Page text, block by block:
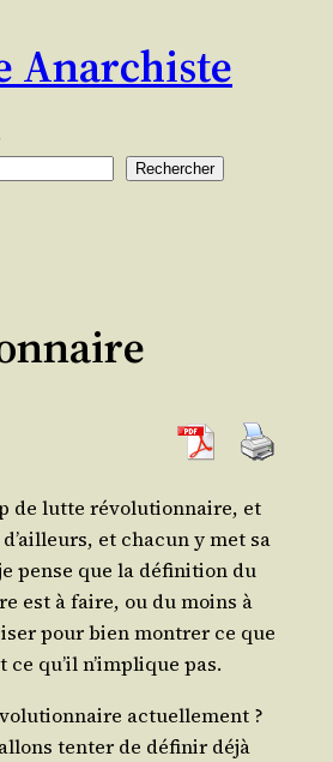
Anarchiste
Rechercher
de lutte révo­lu­tion­naire, et
et cha­cun y met sa
pense que la défi­ni­tion du
est à faire, ou du moins à
pour bien mon­trer ce que
qu’il n’im­plique pas.
actuel­le­ment ?
allons ten­ter de défi­nir déjà